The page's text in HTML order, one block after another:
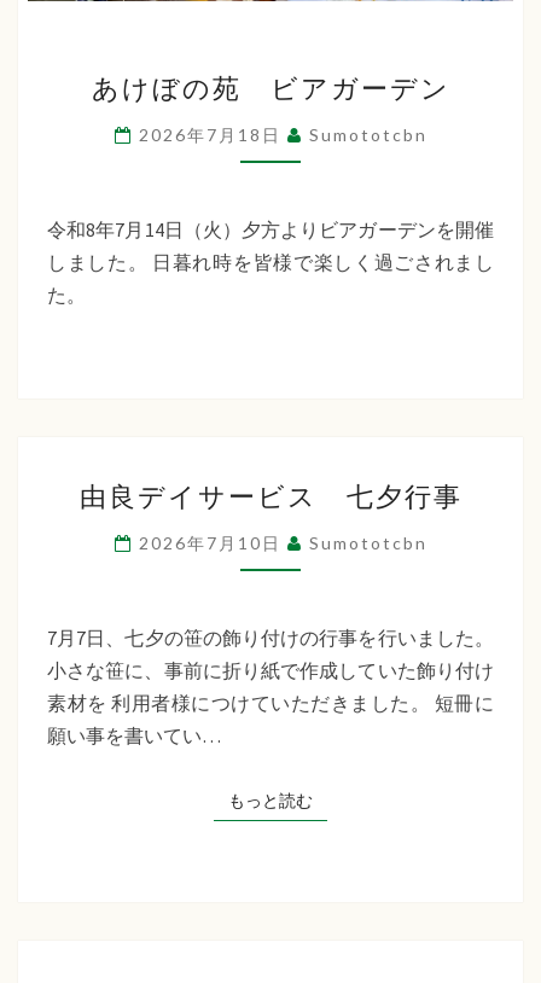
け
ぼ
の
ビ
ア
あけぼの苑 ビアガーデン
2026年7月18日 Sumototcbn
令和8年7月14日（火）夕方よりビアガーデンを開催
しました。 日暮れ時を皆様で楽しく過ごされまし
た。
良
デ
イ
ー
ビ
ス
行
事
由良デイサービス 七夕行事
2026年7月10日 Sumototcbn
7月7日、七夕の笹の飾り付けの行事を行いました。
小さな笹に、事前に折り紙で作成していた飾り付け
素材を 利用者様につけていただきました。 短冊に
願い事を書いてい…
もっと読むもっと読む